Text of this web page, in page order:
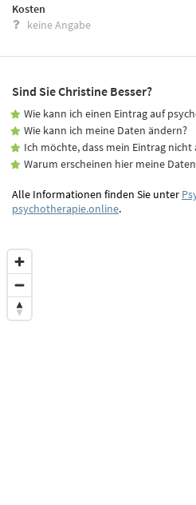
Kosten
keine Angabe
Sind Sie Christine Besser?
Wie kann ich einen Eintrag auf
Wie kann ich meine Daten ändern?
Ich möchte, dass mein Eintrag nicht
Warum erscheinen hier meine
Alle Informationen finden Sie unter
psychotherapie.online.